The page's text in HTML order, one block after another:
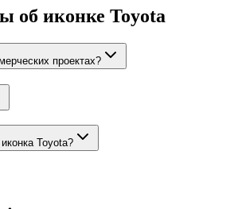
об иконке Toyota
проектах?
Toyota?